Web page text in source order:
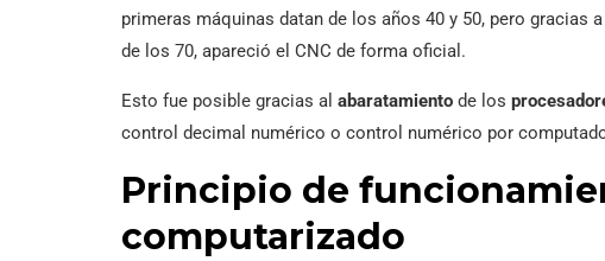
primeras máquinas datan de los años 40 y 50, pero gracias
de los 70, apareció el CNC de forma oficial.
Esto fue posible gracias al abaratamiento de los
control decimal numérico o control numérico por
Principio de
computarizado